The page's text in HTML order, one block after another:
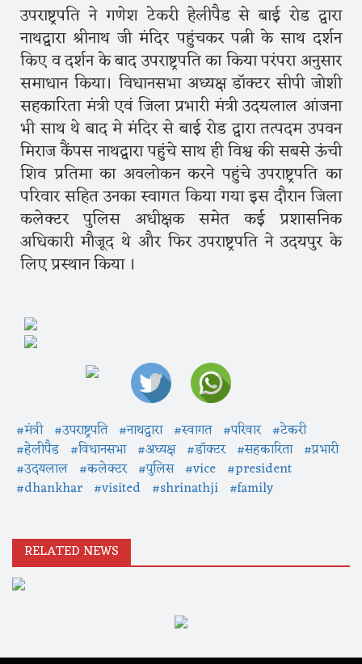
उपराष्ट्रपति ने गणेश टेकरी हेलीपैड से बाई रोड द्वारा
नाथद्वारा श्रीनाथ जी मंदिर पहुंचकर पत्नी के साथ दर्शन
किए व दर्शन के बाद उपराष्ट्रपति का किया परंपरा अनुसार
समाधान किया। विधानसभा अध्यक्ष डॉक्टर सीपी जोशी
सहकारिता मंत्री एवं जिला प्रभारी मंत्री उदयलाल आंजना
भी साथ थे बाद मे मंदिर से बाई रोड द्वारा तत्पदम उपवन
मिराज कैंपस नाथद्वारा पहुंचे साथ ही विश्व की सबसे ऊंची
शिव प्रतिमा का अवलोकन करने पहुंचे उपराष्ट्रपति का
परिवार सहित उनका स्वागत किया गया इस दौरान जिला
कलेक्टर पुलिस अधीक्षक समेत कई प्रशासनिक
अधिकारी मौजूद थे और फिर उपराष्ट्रपति ने उदयपुर के
लिए प्रस्थान किया ।
#मंत्री #उपराष्ट्रपति #नाथद्वारा #स्वागत #परिवार #टेकरी
#हेलीपैड #विधानसभा #अध्यक्ष #डॉक्टर #सहकारिता #प्रभारी
#उदयलाल #कलेक्टर #पुलिस #vice #president
#dhankhar #visited #shrinathji #family
RELATED NEWS